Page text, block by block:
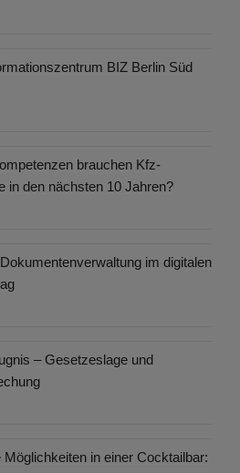
BIZ Berlin Süd
brauchen Kfz-
in den nächsten 10 Jahren?
im digitalen
– Gesetzeslage und
Möglichkeiten in einer Cocktailbar: